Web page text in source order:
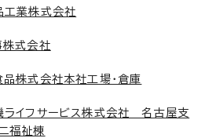
業株式会社
式会社
株式会社本社工場・倉庫
イフサービス株式会社 名古屋支
福祉棟